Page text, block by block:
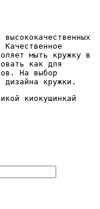
мыть кружку в
как для
На выбор
дизайна кружки.
киокушинкай